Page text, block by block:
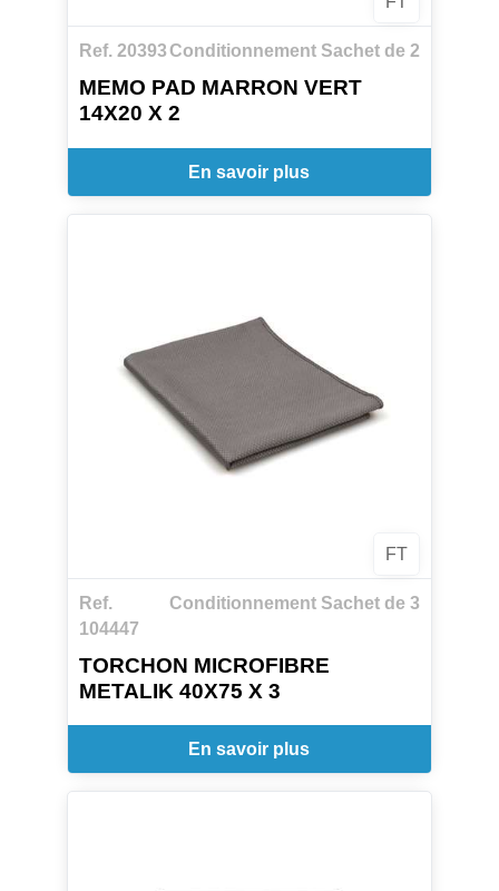
Ref. 20393Conditionnement Sachet de 2
MEMO PAD MARRON VERT
14X20 X 2
En savoir plus
FT
Ref.
104447
Conditionnement Sachet de 3
TORCHON MICROFIBRE
METALIK 40X75 X 3
En savoir plus